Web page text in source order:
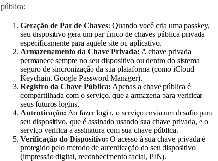
pública:
Geração de Par de Chaves: Quando você cria uma passkey,
seu dispositivo gera um par único de chaves pública-privada
especificamente para aquele site ou aplicativo.
Armazenamento da Chave Privada: A chave privada
permanece sempre no seu dispositivo ou dentro do sistema
seguro de sincronização da sua plataforma (como iCloud
Keychain, Google Password Manager).
Registro da Chave Pública: Apenas a chave pública é
compartilhada com o serviço, que a armazena para verificar
seus futuros logins.
Autenticação: Ao fazer login, o serviço envia um desafio para
seu dispositivo, que é assinado usando sua chave privada, e o
serviço verifica a assinatura com sua chave pública.
Verificação do Dispositivo: O acesso à sua chave privada é
protegido pelo método de autenticação do seu dispositivo
(impressão digital, reconhecimento facial, PIN).